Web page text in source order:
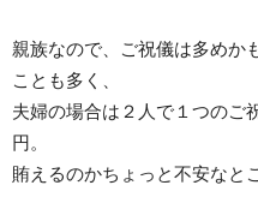
親族なので、ご祝儀は多めか
ことも多く、
夫婦の場合は２人で１つのご
円。
賄えるのかちょっと不安なと